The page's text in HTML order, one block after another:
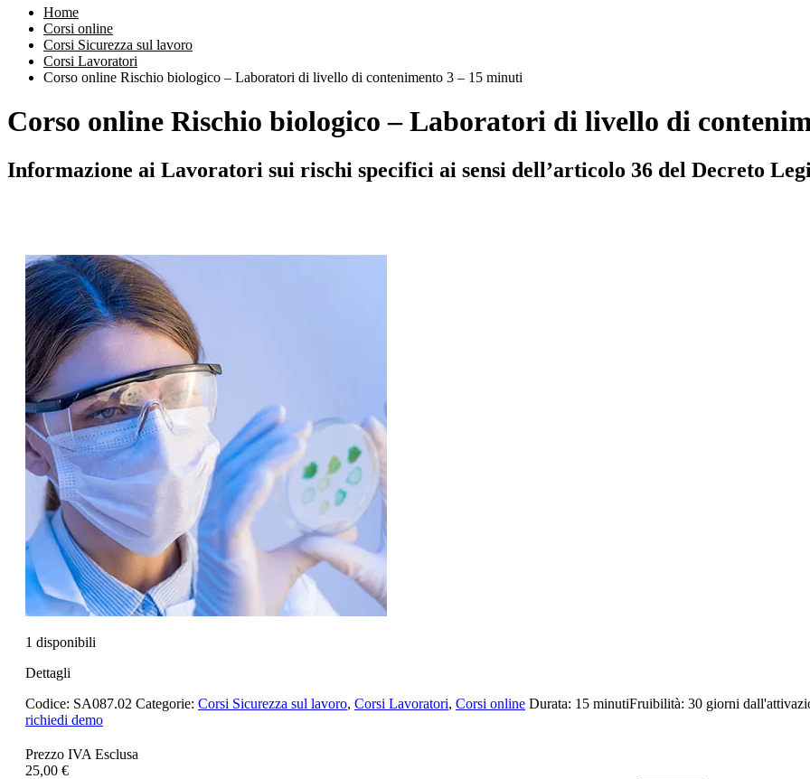
Home
Corsi online
Corsi Sicurezza sul lavoro
Corsi Lavoratori
Corso online Rischio biologico – Laboratori di livello di contenimento 3 – 15 minuti
Corso online Rischio biologico – Laboratori di livello di
Informazione ai Lavoratori sui rischi specifici ai sensi dell’articolo 36 del Decreto
1 disponibili
Dettagli
Codice: SA087.02 Categorie: Corsi Sicurezza sul lavoro, Corsi Lavoratori, Corsi online Durata: 15 minutiFruibilità: 30 giorni
richiedi demo
Prezzo IVA Esclusa
25,00 €